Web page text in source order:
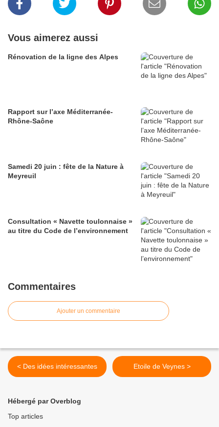
Vous aimerez aussi
Rénovation de la ligne des Alpes
Rapport sur l’axe Méditerranée-
Rhône-Saône
Samedi 20 juin : fête de la Nature à
Meyreuil
Consultation « Navette toulonnaise »
au titre du Code de l’environnement
Commentaires
Ajouter un commentaire
< Des idées intéressantes Etoile de Veynes >
Hébergé par Overblog
Top articles